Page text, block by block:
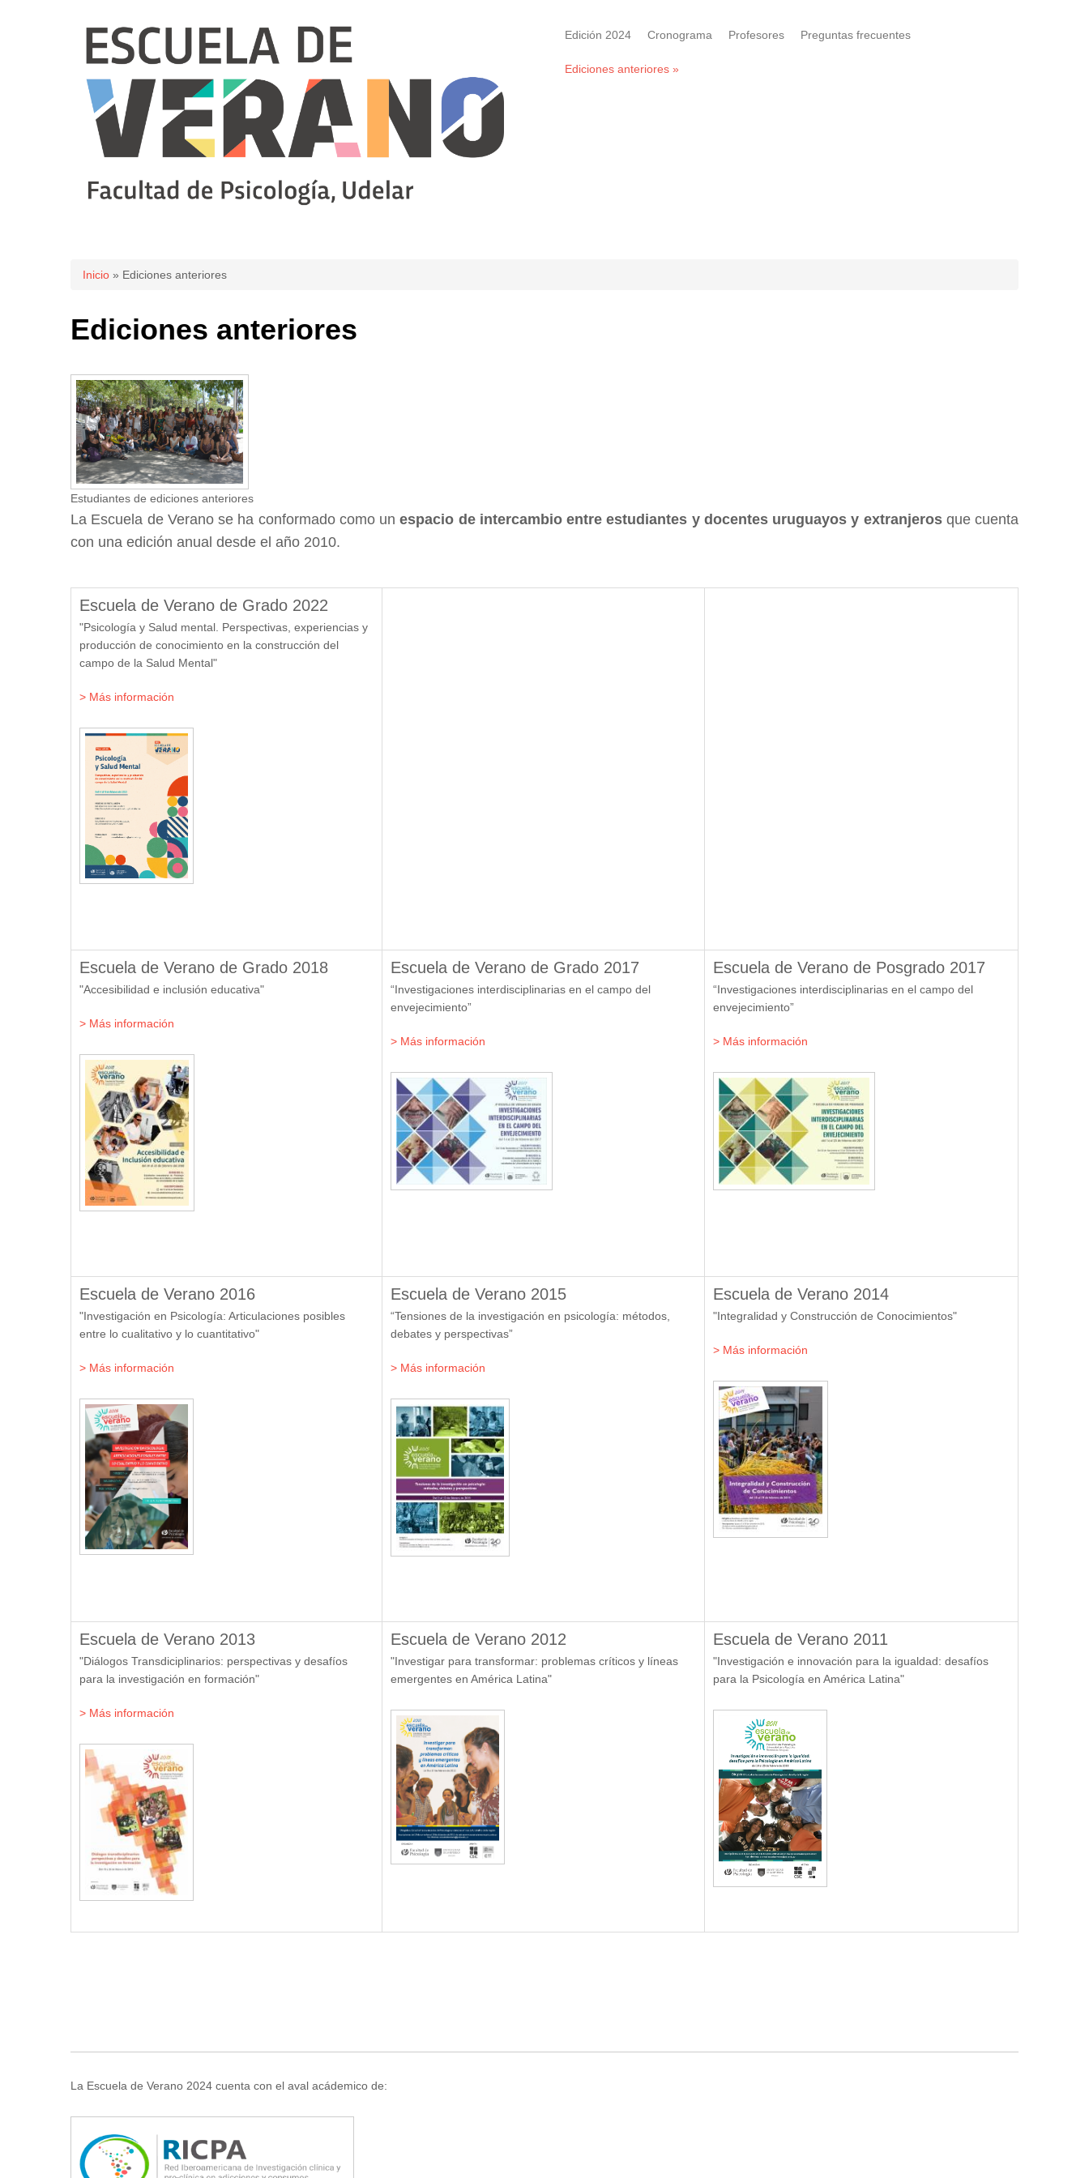
Edición 2024 Cronograma Profesores Preguntas frecuentes
Ediciones anteriores »
Se encuentra usted aquí
Inicio » Ediciones anteriores
Ediciones anteriores
Estudiantes de ediciones anteriores
La Escuela de Verano se ha conformado como unespacio de intercambio entre estudiantes y docentes uruguayos y extranjerosque cuenta
con una edición anual desde el año 2010.
Escuela de Verano de Grado 2022
"Psicología y Salud mental. Perspectivas, experiencias y
producción de conocimiento en la construcción del
campo de la Salud Mental"
> Más información
Escuela de Verano de Grado 2018
"Accesibilidad e inclusión educativa"
> Más información
Escuela de Verano de Grado 2017
“Investigaciones interdisciplinarias en el campo del
envejecimiento”
> Más información
Escuela de Verano de Posgrado 2017
“Investigaciones interdisciplinarias en el campo del
envejecimiento”
> Más información
Escuela de Verano 2016
"Investigación en Psicología: Articulaciones posibles
entre lo cualitativo y lo cuantitativo"
> Más información
Escuela de Verano 2015
“Tensiones de la investigación en psicología: métodos,
debates y perspectivas”
> Más información
Escuela de Verano 2014
"Integralidad y Construcción de Conocimientos"
> Más información
Escuela de Verano 2013
"Diálogos Transdiciplinarios: perspectivas y desafíos
para la investigación en formación"
> Más información
Escuela de Verano 2012
"Investigar para transformar: problemas críticos y líneas
emergentes en América Latina"
Escuela de Verano 2011
"Investigación e innovación para la igualdad: desafíos
para la Psicología en América Latina"
La Escuela de Verano 2024 cuenta con el aval acádemico de: